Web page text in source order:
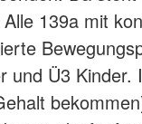
139a mit
und Ü3